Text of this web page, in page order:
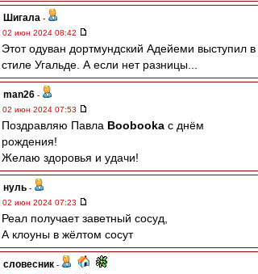
Шигала -
02 июн 2024 08:42
Этот одуван дортмундский Адейеми выступил в
стиле Угальде. А если нет разницы...
man26 -
02 июн 2024 07:53
Поздравляю Павла Boobooka с днём
рождения!
Желаю здоровья и удачи!
нуль -
02 июн 2024 07:23
Реал получает заветный сосуд,
А клоуны в жёлтом сосут
словесник -